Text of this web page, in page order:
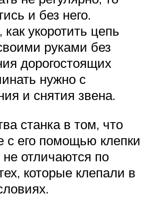
и без него.
укоротить цепь
руками без
дорогостоящих
нужно с
и снятия звена.
станка в том, что
с его помощью клепки
не отличаются по
которые клепали в